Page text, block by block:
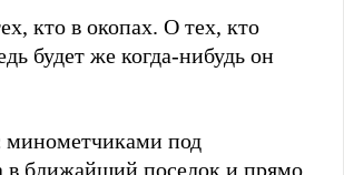
кто в окопах. О тех, кто
будет же когда-нибудь он
минометчиками под
в ближайший поселок и прямо